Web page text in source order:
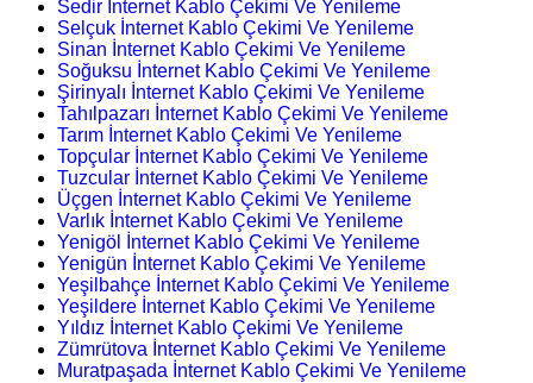
Sedir İnternet Kablo Çekimi Ve Yenileme
Selçuk İnternet Kablo Çekimi Ve Yenileme
Sinan İnternet Kablo Çekimi Ve Yenileme
Soğuksu İnternet Kablo Çekimi Ve Yenileme
Şirinyalı İnternet Kablo Çekimi Ve Yenileme
Tahılpazarı İnternet Kablo Çekimi Ve Yenileme
Tarım İnternet Kablo Çekimi Ve Yenileme
Topçular İnternet Kablo Çekimi Ve Yenileme
Tuzcular İnternet Kablo Çekimi Ve Yenileme
Üçgen İnternet Kablo Çekimi Ve Yenileme
Varlık İnternet Kablo Çekimi Ve Yenileme
Yenigöl İnternet Kablo Çekimi Ve Yenileme
Yenigün İnternet Kablo Çekimi Ve Yenileme
Yeşilbahçe İnternet Kablo Çekimi Ve Yenileme
Yeşildere İnternet Kablo Çekimi Ve Yenileme
Yıldız İnternet Kablo Çekimi Ve Yenileme
Zümrütova İnternet Kablo Çekimi Ve Yenileme
Muratpaşada İnternet Kablo Çekimi Ve Yenileme